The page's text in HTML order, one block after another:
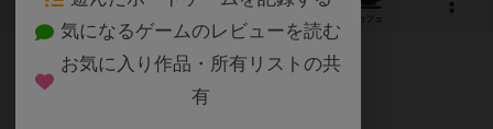
カフェ
272名 0名 0 5年弱前
気になるゲームのレビューを読む
お気に入り作品・所有リストの共
有